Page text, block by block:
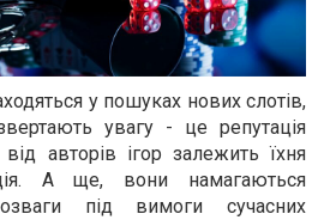
у пошуках нових слотів,
увагу - це репутація
авторів ігор залежить їхня
А ще, вони намагаються
під вимоги сучасних